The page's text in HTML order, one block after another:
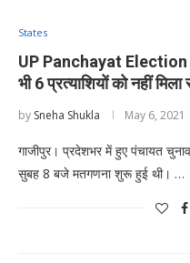
States
UP Panchayat Election
भी 6 प्रत्याशियों को नहीं
by Sneha Shukla May 6, 2021
गाजीपुर। प्रदेशभर में हुए पंचायत
सुबह 8 बजे मतगणना शुरू हुई थी। …